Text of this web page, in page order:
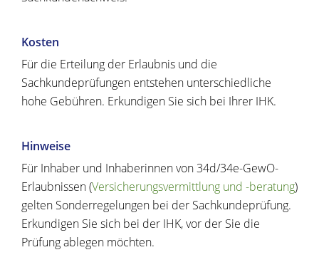
Kosten
Für die Erteilung der Erlaubnis und die
Sachkundeprüfungen entstehen unterschiedliche
hohe Gebühren. Erkundigen Sie sich bei Ihrer IHK.
Hinweise
Für Inhaber und Inhaberinnen von 34d/34e-GewO-
Erlaubnissen (Versicherungsvermittlung und -beratung)
gelten Sonderregelungen bei der Sachkundeprüfung.
Erkundigen Sie sich bei der IHK, vor der Sie die
Prüfung ablegen möchten.